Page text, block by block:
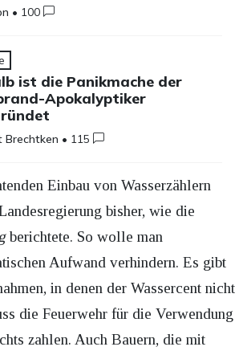
• 100
ist die Panikmache der
Apokalyptiker
Brechtken • 115
Einbau von Wasserzählern
bisher, wie die
berichtete. So wolle man
Aufwand verhindern. Es gibt
in denen der Wassercent nicht
die Feuerwehr für die Verwendung
zahlen. Auch Bauern, die mit